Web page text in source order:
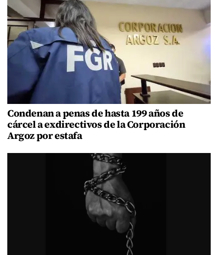
Condenan a penas de hasta 199 años de
cárcel a exdirectivos de la Corporación
Argoz por estafa